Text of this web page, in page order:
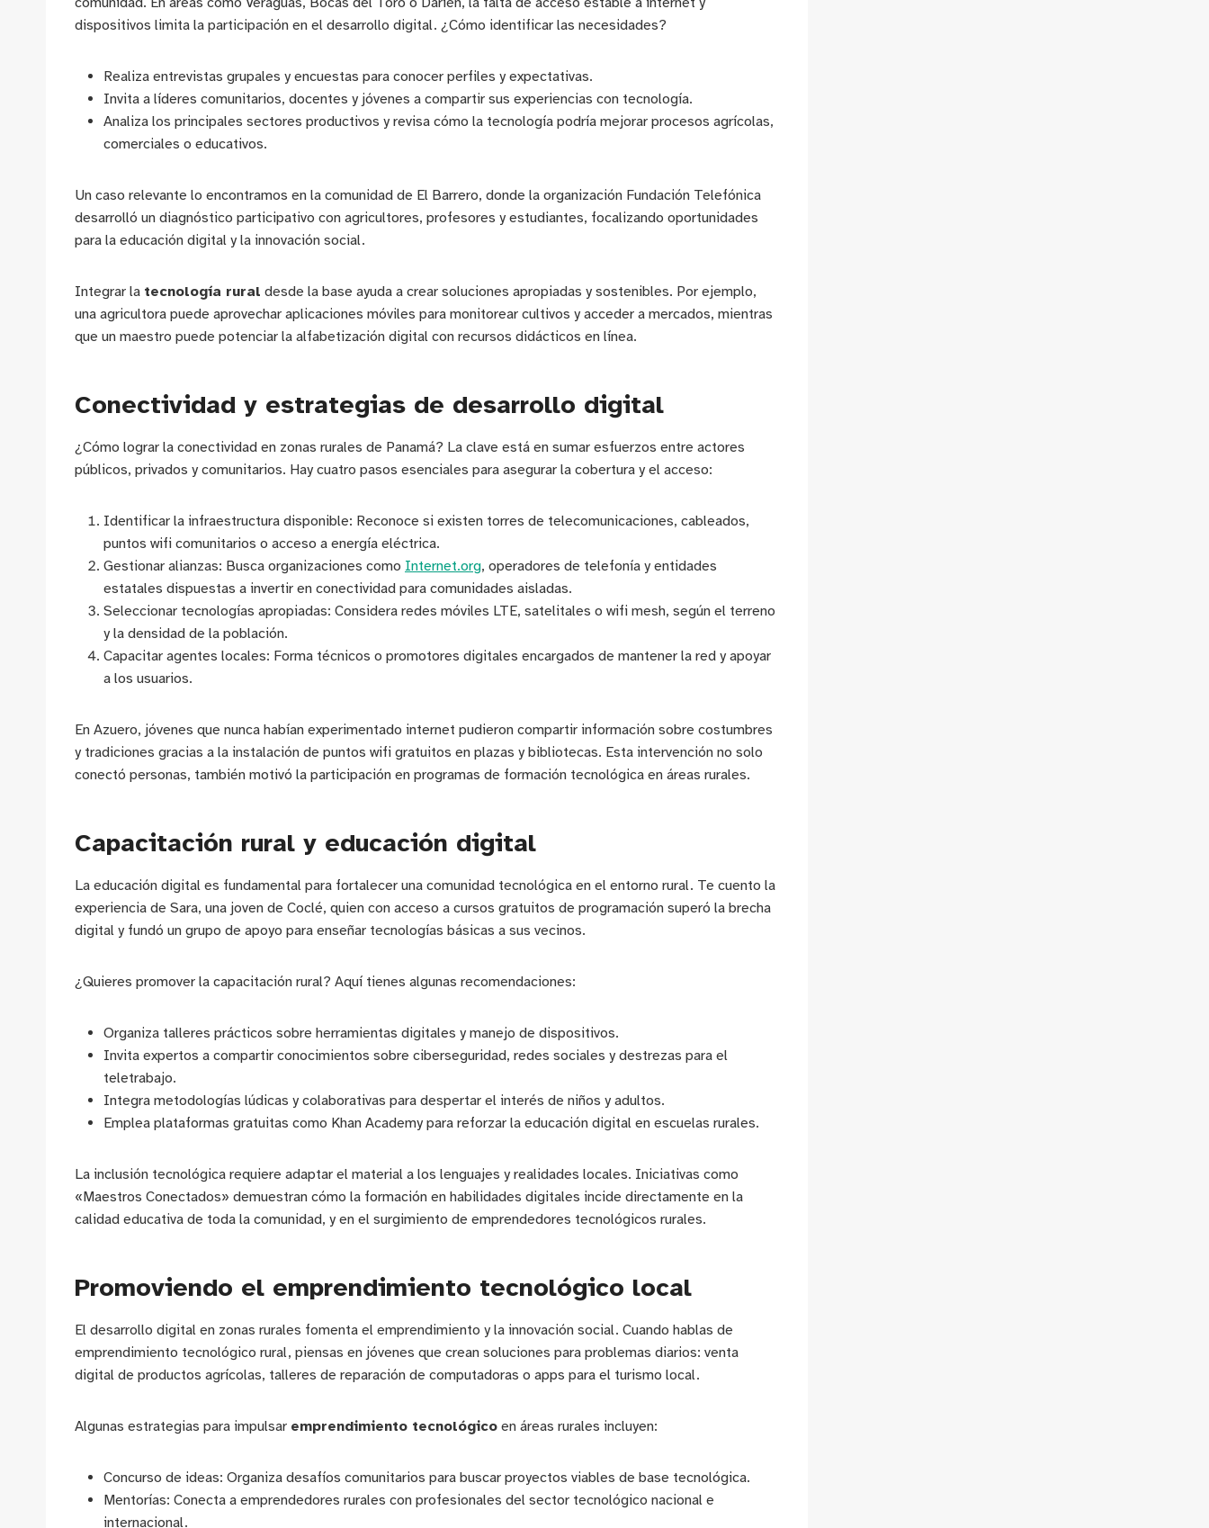
dispositivos limita la participación en el desarrollo digital. ¿Cómo identificar las necesidades?
Realiza entrevistas grupales y encuestas para conocer perfiles y expectativas.
Invita a líderes comunitarios, docentes y jóvenes a compartir sus experiencias con tecnología.
Analiza los principales sectores productivos y revisa cómo la tecnología podría mejorar procesos agrícolas,
comerciales o educativos.
Un caso relevante lo encontramos en la comunidad de El Barrero, donde la organización Fundación Telefónica
desarrolló un diagnóstico participativo con agricultores, profesores y estudiantes, focalizando oportunidades
para la educación digital y la innovación social.
Integrar la tecnología rural desde la base ayuda a crear soluciones apropiadas y sostenibles. Por ejemplo,
una agricultora puede aprovechar aplicaciones móviles para monitorear cultivos y acceder a mercados, mientras
que un maestro puede potenciar la alfabetización digital con recursos didácticos en línea.
Conectividad y estrategias de desarrollo digital
¿Cómo lograr la conectividad en zonas rurales de Panamá? La clave está en sumar esfuerzos entre actores
públicos, privados y comunitarios. Hay cuatro pasos esenciales para asegurar la cobertura y el acceso:
Identificar la infraestructura disponible: Reconoce si existen torres de telecomunicaciones, cableados,
puntos wifi comunitarios o acceso a energía eléctrica.
Gestionar alianzas: Busca organizaciones como Internet.org, operadores de telefonía y entidades
estatales dispuestas a invertir en conectividad para comunidades aisladas.
Seleccionar tecnologías apropiadas: Considera redes móviles LTE, satelitales o wifi mesh, según el terreno
y la densidad de la población.
Capacitar agentes locales: Forma técnicos o promotores digitales encargados de mantener la red y apoyar
a los usuarios.
En Azuero, jóvenes que nunca habían experimentado internet pudieron compartir información sobre costumbres
y tradiciones gracias a la instalación de puntos wifi gratuitos en plazas y bibliotecas. Esta intervención no solo
conectó personas, también motivó la participación en programas de formación tecnológica en áreas rurales.
Capacitación rural y educación digital
La educación digital es fundamental para fortalecer una comunidad tecnológica en el entorno rural. Te cuento la
experiencia de Sara, una joven de Coclé, quien con acceso a cursos gratuitos de programación superó la brecha
digital y fundó un grupo de apoyo para enseñar tecnologías básicas a sus vecinos.
¿Quieres promover la capacitación rural? Aquí tienes algunas recomendaciones:
Organiza talleres prácticos sobre herramientas digitales y manejo de dispositivos.
Invita expertos a compartir conocimientos sobre ciberseguridad, redes sociales y destrezas para el
teletrabajo.
Integra metodologías lúdicas y colaborativas para despertar el interés de niños y adultos.
Emplea plataformas gratuitas como Khan Academy para reforzar la educación digital en escuelas rurales.
La inclusión tecnológica requiere adaptar el material a los lenguajes y realidades locales. Iniciativas como
«Maestros Conectados» demuestran cómo la formación en habilidades digitales incide directamente en la
calidad educativa de toda la comunidad, y en el surgimiento de emprendedores tecnológicos rurales.
Promoviendo el emprendimiento tecnológico local
El desarrollo digital en zonas rurales fomenta el emprendimiento y la innovación social. Cuando hablas de
emprendimiento tecnológico rural, piensas en jóvenes que crean soluciones para problemas diarios: venta
digital de productos agrícolas, talleres de reparación de computadoras o apps para el turismo local.
Algunas estrategias para impulsar emprendimiento tecnológico en áreas rurales incluyen:
Concurso de ideas: Organiza desafíos comunitarios para buscar proyectos viables de base tecnológica.
Mentorías: Conecta a emprendedores rurales con profesionales del sector tecnológico nacional e
internacional.